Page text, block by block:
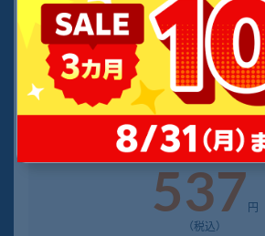
1,485円
（税込）／3カ月
月額プラン
537円
（税込）